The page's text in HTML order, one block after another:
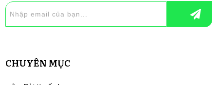
CHUYÊN MỤC